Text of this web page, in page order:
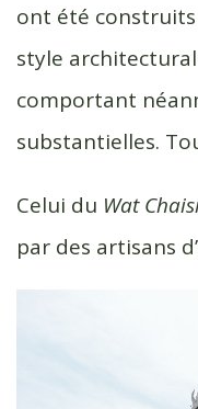
ont été construits
style
comportant
substantielles.
Celui du Wat
par des artisans